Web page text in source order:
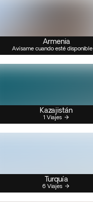
Armenia
Avísame cuando esté disponible
Kazajistán
1 Viajes
Turquía
6 Viajes